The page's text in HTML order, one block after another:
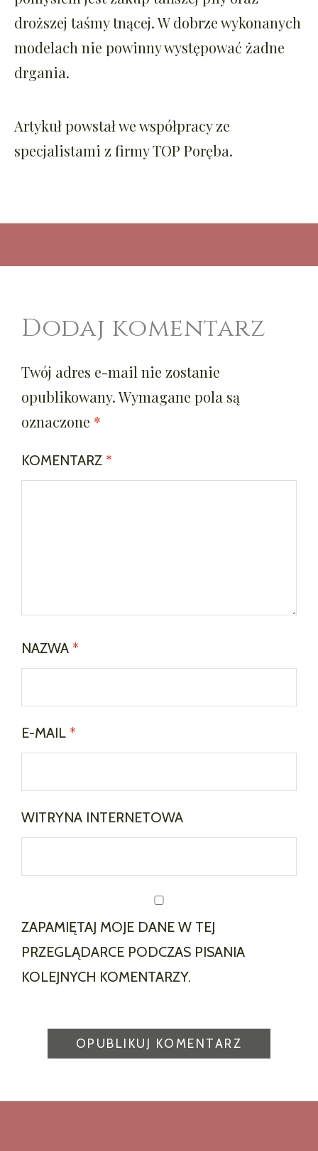
droższej taśmy tnącej. W dobrze wykonanych
modelach nie powinny występować żadne
drgania.
Artykuł powstał we współpracy ze
specjalistami z firmyTOP Poręba.
Dodaj komentarz
Twój adres e-mail nie zostanie
opublikowany.Wymagane pola są
oznaczone *
KOMENTARZ *
NAZWA *
E-MAIL *
WITRYNA INTERNETOWA
ZAPAMIĘTAJ MOJE DANE W TEJ
PRZEGLĄDARCE PODCZAS PISANIA
KOLEJNYCH KOMENTARZY.